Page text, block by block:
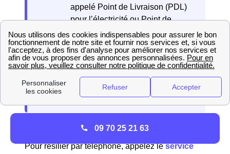
appelé Point de Livraison (PDL)
pour l’électricité ou Point de
Comptage et Estimation (PCE) pour
le gaz
Date de résiliation souhaitée
Relevé de compteur (facultatif si
vous disposez d’un compteur Linky)
Pour résilier par téléphone, appelez leservice
09 70 25 21 63